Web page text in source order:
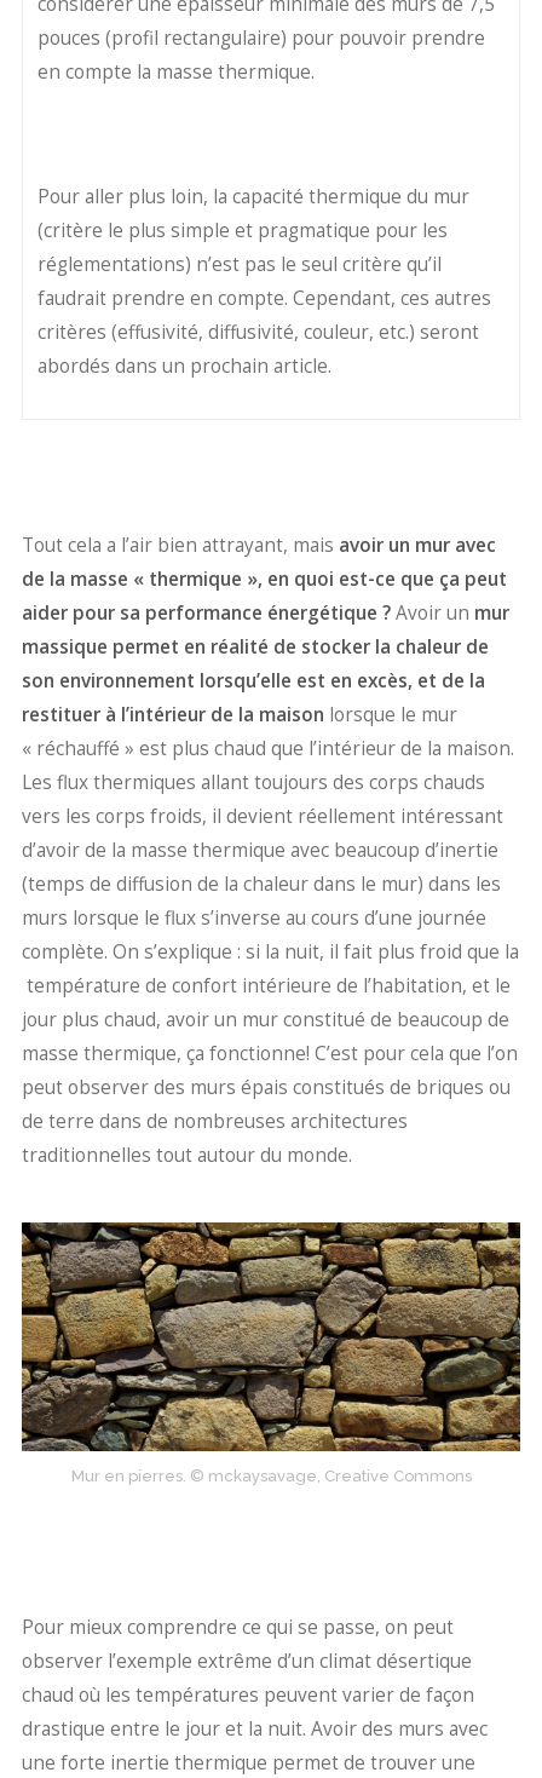
pouces (profil rectangulaire) pour pouvoir prendre
en compte la masse thermique.
Pour aller plus loin, la capacité thermique du mur
(critère le plus simple et pragmatique pour les
réglementations) n’est pas le seul critère qu’il
faudrait prendre en compte. Cependant, ces autres
critères (effusivité, diffusivité, couleur, etc.) seront
abordés dans un prochain article.
Tout cela a l’air bien attrayant, mais avoir un mur avec
de la masse « thermique », en quoi est-ce que ça peut
aider pour sa performance énergétique ?Avoir un mur
massique permet en réalité de stocker la chaleur de
son environnement lorsqu’elle est en excès, et de la
restituer à l’intérieur de la maison lorsque le mur
« réchauffé » est plus chaud que l’intérieur de la maison.
Les flux thermiques allant toujours des corps chauds
vers les corps froids, il devient réellement intéressant
d’avoir de la masse thermique avec beaucoup d’inertie
(temps de diffusion de la chaleur dans le mur) dans les
murs lorsque le flux s’inverse au cours d’une journée
complète. On s’explique : si la nuit, il fait plus froid que la
température de confort intérieure de l’habitation, et le
jour plus chaud, avoir un mur constitué de beaucoup de
masse thermique, ça fonctionne! C’est pour cela que l’on
peut observer des murs épais constitués de briques ou
de terre dans de nombreuses architectures
traditionnelles tout autour du monde.
Mur en pierres. © mckaysavage, Creative Commons
Pour mieux comprendre ce qui se passe, on peut
observer l’exemple extrême d’un climat désertique
chaud où les températures peuvent varier de façon
drastique entre le jour et la nuit. Avoir des murs avec
une forte inertie thermique permet de trouver une